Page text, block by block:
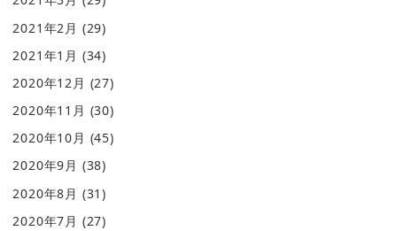
2021年2月 (29)
2021年1月 (34)
2020年12月 (27)
2020年11月 (30)
2020年10月 (45)
2020年9月 (38)
2020年8月 (31)
2020年7月 (27)